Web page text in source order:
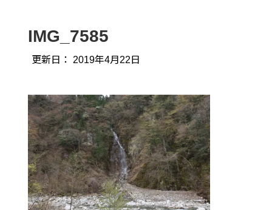
IMG_7585
更新日： 2019年4月22日